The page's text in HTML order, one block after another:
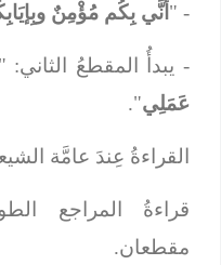
- "أنَّي بِكُم مُؤْمِنٌ
- يبدأُ المقطعُ الثاني: "
عَمَلِي".
القراءةُ عِندَ عامَّة
قراءةُ المراجع
مقطعان.